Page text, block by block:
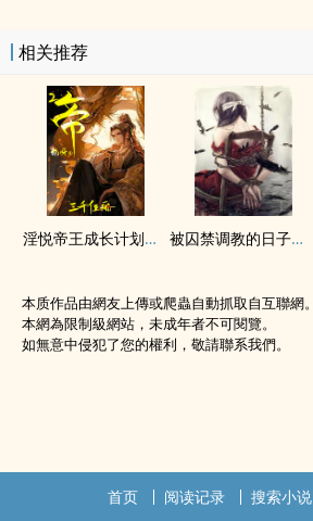
相关推荐
‌‎淫‌‌‎悦‎帝王成长计划【后宫H】 被囚禁‎调‎‌教‌的日子（SM‎高‍‍H‍‌‎1v1）
本质作品由網友上傳或爬蟲自動抓取自互聯網。
本網為限制級網站，未成年者不可閱覽。
如無意中侵犯了您的權利，敬請聯系我們。
首页 阅读记录 搜索小说